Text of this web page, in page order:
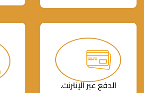
الدفع عبر الإنترنت.